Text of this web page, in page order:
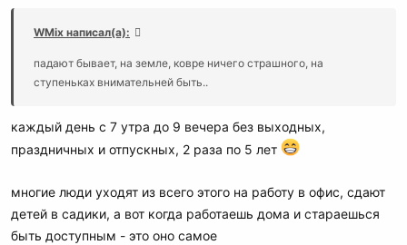
WMix написал(а):
падают бывает, на земле, ковре ничего страшного, на
ступеньках внимательней быть..
каждый день с 7 утра до 9 вечера без выходных,
праздничных и отпускных, 2 раза по 5 лет
многие люди уходят из всего этого на работу в офис, сдают
детей в садики, а вот когда работаешь дома и стараешься
быть доступным - это оно самое